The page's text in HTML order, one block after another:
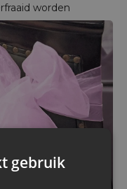
worden
gebruik